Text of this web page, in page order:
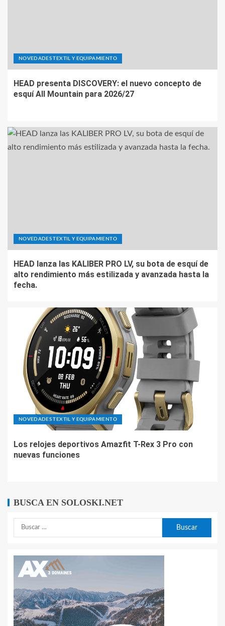
NOVEDADES TEXTIL Y EQUIPAMIENTO
HEAD presenta DISCOVERY: el nuevo concepto de
esquí All Mountain para 2026/27
NOVEDADES TEXTIL Y EQUIPAMIENTO
HEAD lanza las KALIBER PRO LV, su bota de esquí de
alto rendimiento más estilizada y avanzada hasta la
fecha.
NOVEDADES TEXTIL Y EQUIPAMIENTO
Los relojes deportivos Amazfit T-Rex 3 Pro con
nuevas funciones
BUSCA EN SOLOSKI.NET